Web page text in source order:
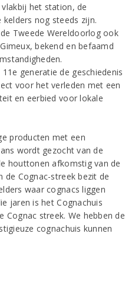
het station, de
nog steeds zijn.
Tweede Wereldoorlog ook
bekend en befaamd
generatie de geschiedenis
voor het verleden met een
en eerbied voor lokale
producten met een
wordt gezocht van de
houttonen afkomstig van de
de Cognac-streek bezit de
waar cognacs liggen
jaren is het Cognachuis
streek. We hebben de
cognachuis kunnen